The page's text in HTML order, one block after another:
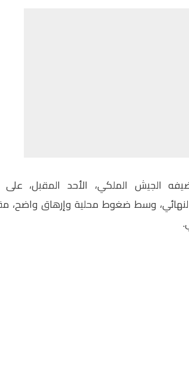
الجيش الملكي، الأحد المقبل،
وسط ضغوط محلية وإرهاق واضح،